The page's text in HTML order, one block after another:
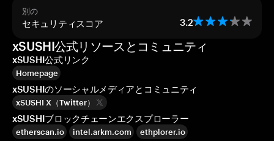
別の
セキュリティスコア 3.2
xSUSHI公式リソースとコミュニティ
xSUSHI公式リンク
Homepage
xSUSHIのソーシャルメディアとコミュニティ
xSUSHI X（Twitter）
xSUSHIブロックチェーンエクスプローラー
etherscan.io intel.arkm.com ethplorer.io